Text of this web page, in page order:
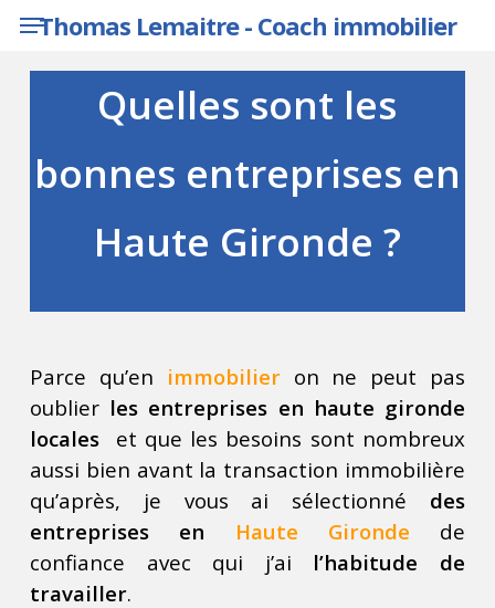
Skip
main
Thomas Lemaitre - Coach immobilier
Menu
Quelles sont les
bonnes entreprises en
Haute Gironde ?
Parce qu’en immobilier on ne peut pas
oublier les entreprises en haute gironde
locales
et que les besoins sont nombreux
aussi bien avant la transaction immobilière
qu’après, je vous ai sélectionné des
entreprises en Haute Gironde de
confiance avec qui j’ai l’habitude de
travailler.